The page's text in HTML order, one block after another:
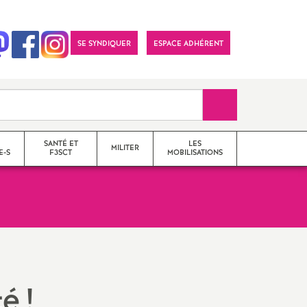
SE SYNDIQUER ESPACE ADHÉRENT
S
SANTÉ ET
F3SCT
MILITER
LES
MOBILISATIONS